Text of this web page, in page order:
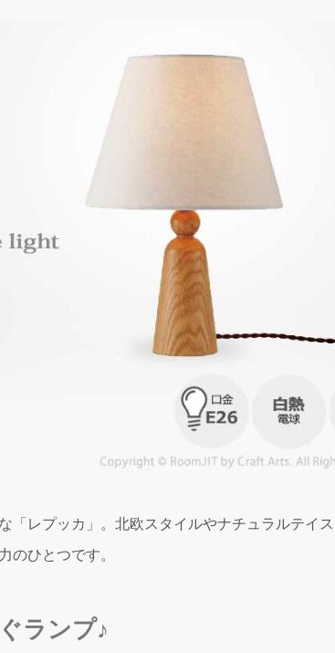
「レプッカ」。北欧スタイルやナチュラルテイ
のひとつです。
ランプ♪